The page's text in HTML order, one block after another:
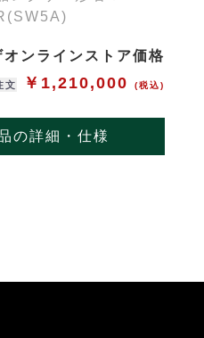
オンラインストア価格
文 ￥1,210,000(税込)
の詳細・仕様